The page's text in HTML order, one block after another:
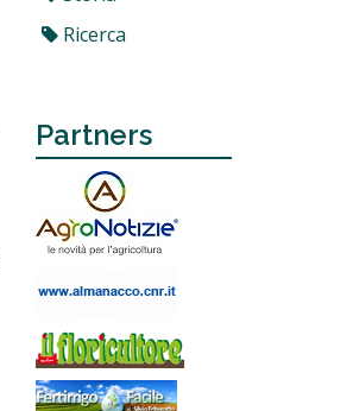
Ricerca
Partners